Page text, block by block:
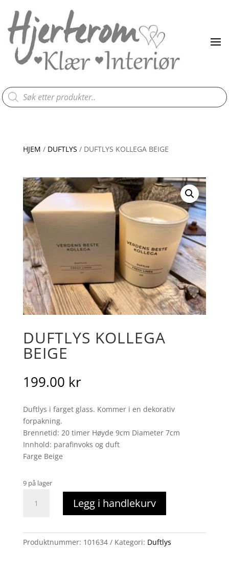
Products
search
HJEM / DUFTLYS / DUFTLYS KOLLEGA BEIGE
DUFTLYS KOLLEGA
BEIGE
199.00 kr
Duftlys i farget glass. Kommer i en dekorativ
forpakning.
Brennetid: 20 timer Høyde 9cm Diameter 7cm
Innhold: parafinvoks og duft
Farge Beige
9 på lager
kollega
Legg i handlekurv
Produktnummer: 101634 Kategori: Duftlys